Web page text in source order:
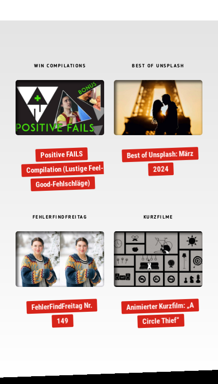
WIN COMPILATIONS
Positive FAILS
Compilation (Lustige Feel-
Good-Fehlschläge)
BEST OF UNSPLASH
Best of Unsplash: März
2024
FEHLERFINDFREITAG
FehlerFindFreitag Nr.
149
KURZFILME
Animierter Kurzfilm: „A
Circle Thief“